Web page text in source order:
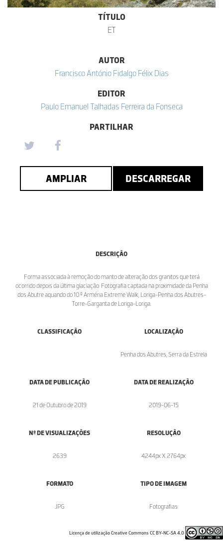
TÍTULO
ET
AUTOR
Francisco António Fidalgo Félix Dias
EDITOR
Paulo Emanuel Talhadas Ferreira da Fonseca
PARTILHAR
AMPLIAR DESCARREGAR
DESCRIÇÃO
Forma associada à remoção do manto de alteração dos granitos que terá
ocorrido depois da última glaciação. Fotografia captada na proximidade da Penha
dos Abutre aquando do 10.º Arméria Extreme Walk, Loriga-Penha dos Abutres-
Torre-Garganta de Loriga-Loriga.
CLASSIFICAÇÃO LOCALIZAÇÃO
Penha dos Abutres, Serra da Estrela
DATA DE PUBLICAÇÃO
21 de Outubro de 2019
DATA DE REALIZAÇÃO
2019-06-15
Nº DE VISUALIZAÇÕES
2639
RESOLUÇÃO
4244px X 2764px
FORMATO
.JPG
TIPO DE IMAGEM
Fotografias
Licença de utilização Creative Commons CC BY-NC-SA 4.0